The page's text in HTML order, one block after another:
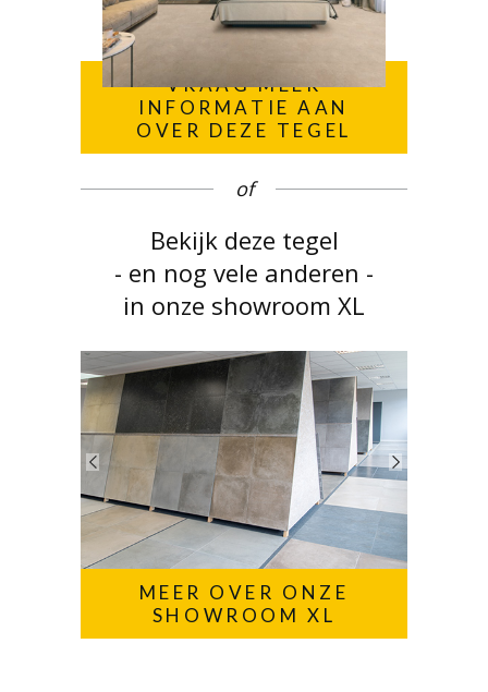
VRAAG MEER
INFORMATIE AAN
OVER DEZE TEGEL
of
Bekijk deze tegel
- en nog vele anderen -
in onze showroom XL
MEER OVER ONZE
SHOWROOM XL